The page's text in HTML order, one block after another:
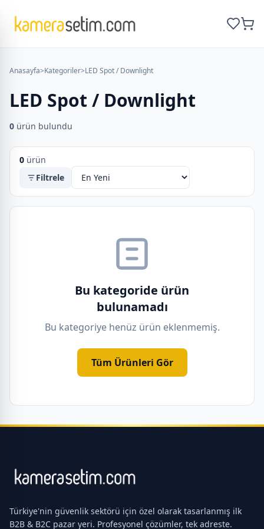
Anasayfa>Kategoriler>LED Spot / Downlight
LED Spot / Downlight
0 ürün bulundu
0 ürün
Filtrele
Bu kategoride ürün
bulunamadı
Bu kategoriye henüz ürün eklenmemiş.
Tüm Ürünleri Gör
Türkiye'nin güvenlik sektörü için özel olarak tasarlanmış ilk
B2B & B2C pazar yeri. Profesyonel çözümler, tek adreste.